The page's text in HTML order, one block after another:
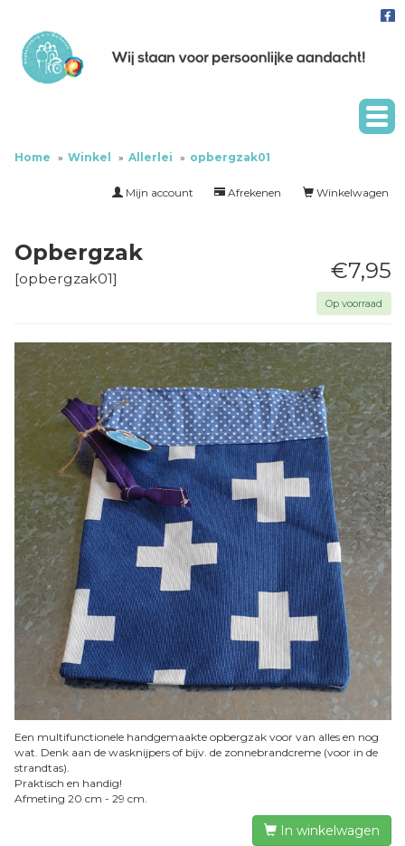
Home Winkel Allerlei opbergzak01
Winkelwagen
Afrekenen
Mijn account
€7,95
Op voorraad
Opbergzak
[opbergzak01]
Een multifunctionele handgemaakte opbergzak voor van alles en nog
wat. Denk aan de wasknijpers of bijv. de zonnebrandcreme (voor in de
strandtas).
Praktisch en handig!
Afmeting 20 cm - 29 cm.
In winkelwagen